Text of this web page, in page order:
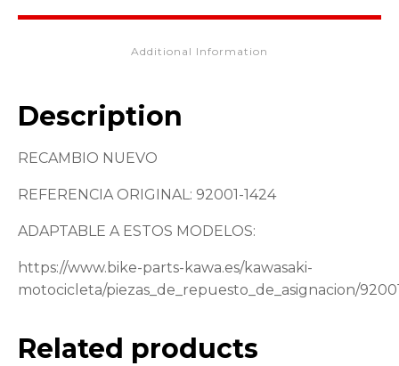
Additional Information
Description
RECAMBIO NUEVO
REFERENCIA ORIGINAL: 92001-1424
ADAPTABLE A ESTOS MODELOS:
https://www.bike-parts-kawa.es/kawasaki-
motocicleta/piezas_de_repuesto_de_asignacion/
Related products